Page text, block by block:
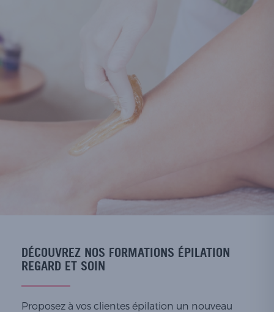
DÉCOUVREZ NOS FORMATIONS ÉPILATION
REGARD ET SOIN
Proposez à vos clientes épilation un nouveau